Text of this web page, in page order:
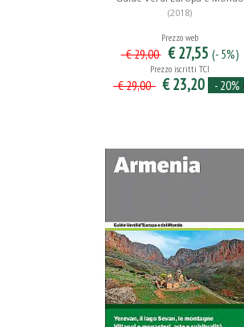
(2018)
Prezzo web
€ 29,00 € 27,55 (- 5%)
Prezzo iscritti TCI
€ 29,00 € 23,20 - 20%